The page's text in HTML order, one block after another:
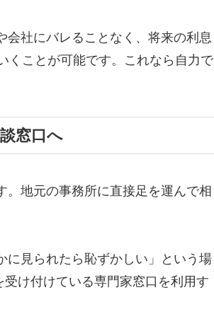
社にバレることなく、将来の利息
くことが可能です。これなら自力で
窓口へ
。地元の事務所に直接足を運んで相
に見られたら恥ずかしい」という場
け付けている専門家窓口を利用す